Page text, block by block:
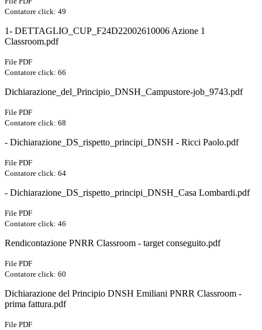
Contatore click: 49
1- DETTAGLIO_CUP_F24D22002610006 Azione 1
Classroom.pdf
File PDF
Contatore click: 66
Dichiarazione_del_Principio_DNSH_Campustore-job_9743.pdf
File PDF
Contatore click: 68
- Dichiarazione_DS_rispetto_principi_DNSH - Ricci Paolo.pdf
File PDF
Contatore click: 64
- Dichiarazione_DS_rispetto_principi_DNSH_Casa Lombardi.pdf
File PDF
Contatore click: 46
Rendicontazione PNRR Classroom - target conseguito.pdf
File PDF
Contatore click: 60
Dichiarazione del Principio DNSH Emiliani PNRR Classroom -
prima fattura.pdf
File PDF